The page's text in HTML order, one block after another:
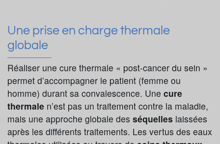
Une prise en charge thermale
globale
Réaliser une cure thermale « post-cancer du sein »
permet d’accompagner le patient (femme ou
homme) durant sa convalescence. Une cure
thermale n’est pas un traitement contre la maladie,
mais une approche globale des séquelles laissées
après les différents traitements. Les vertus des eaux